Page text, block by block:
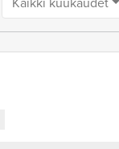
Kaikki kuukaudet